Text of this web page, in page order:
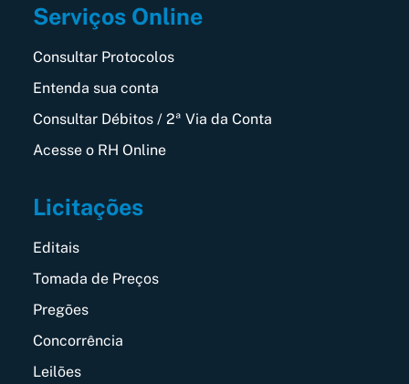
Serviços Online
Consultar Protocolos
Entenda sua conta
Consultar Débitos / 2ª Via da Conta
Acesse o RH Online
Licitações
Editais
Tomada de Preços
Pregões
Concorrência
Leilões